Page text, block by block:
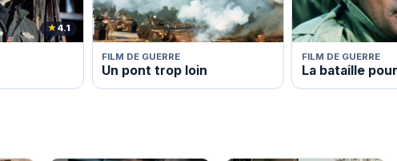
★4.1
FILM DE GUERRE
Un pont trop loin
FILM DE GUERRE
La bataille